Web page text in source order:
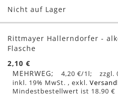
Nicht auf Lager
Rittmayer Hallerndorfer -
Flasche
2,10 €
MEHRWEG
4,20 €/1l
inkl. 19% MwSt. , exkl.
Mindestbestellwert ist 18.90 €